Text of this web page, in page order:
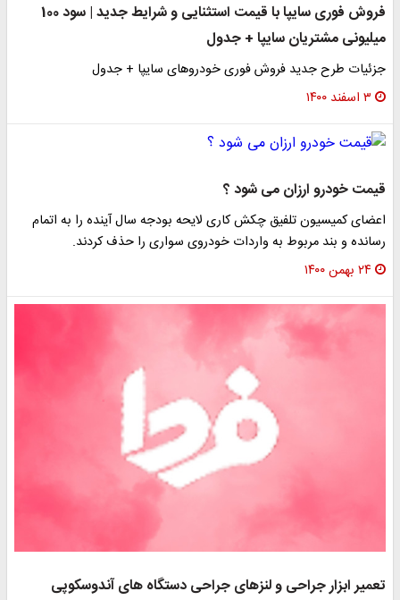
فروش فوری سایپا با قیمت استثنایی و شرایط جدید | سود 100
میلیونی مشتریان سایپا + جدول
جزئیات طرح جدید فروش فوری خودروهای سایپا + جدول
۳ اسفند ۱۴۰۰
قیمت خودرو ارزان می شود ؟
اعضای کمیسیون تلفیق چکش کاری لایحه بودجه سال آینده را به اتمام
رسانده و بند مربوط به واردات خودروی سواری را حذف کردند.
۲۴ بهمن ۱۴۰۰
تعمیر ابزار جراحی و لنزهای جراحی دستگاه های آندوسکوپی